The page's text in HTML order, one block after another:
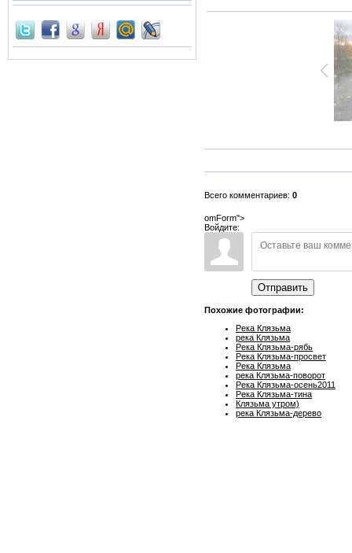
Всего комментариев: 0
omForm">
Войдите:
Отправить
Похожие фотографии:
Река Клязьма
река Клязьма
Река Клязьма-рябь
Река Клязьма-просвет
Река Клязьма
река Клязьма-поворот
Река Клязьма-осень2011
Река Клязьма-тина
Клязьма утром)
река Клязьма-дерево